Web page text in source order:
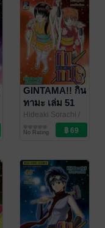
GINTAMA!! กิน
ทามะ เล่ม 51
Hideaki Sorachi /
Siam Inter Comics
การ์ตูนทั่วไป
No Rating